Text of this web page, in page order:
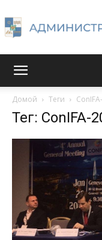
Домой Теги
Тег: ConIFA-